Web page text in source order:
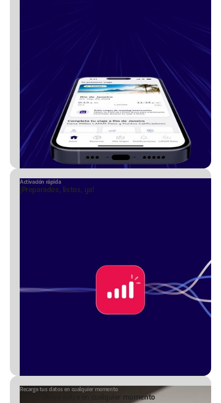
Activación rápida
¡Preparados, listos, ya!
Recarga tus datos en cualquier momento
Añade datos extra en cualquier momento